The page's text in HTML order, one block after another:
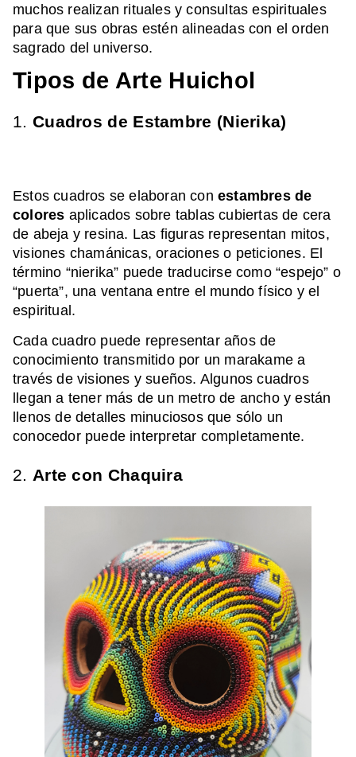
muchos realizan rituales y consultas espirituales
para que sus obras estén alineadas con el orden
sagrado del universo.
Tipos de Arte Huichol
1. Cuadros de Estambre (Nierika)
Estos cuadros se elaboran con estambres de
colores aplicados sobre tablas cubiertas de cera
de abeja y resina. Las figuras representan mitos,
visiones chamánicas, oraciones o peticiones. El
término “nierika” puede traducirse como “espejo” o
“puerta”, una ventana entre el mundo físico y el
espiritual.
Cada cuadro puede representar años de
conocimiento transmitido por un marakame a
través de visiones y sueños. Algunos cuadros
llegan a tener más de un metro de ancho y están
llenos de detalles minuciosos que sólo un
conocedor puede interpretar completamente.
2. Arte con Chaquira